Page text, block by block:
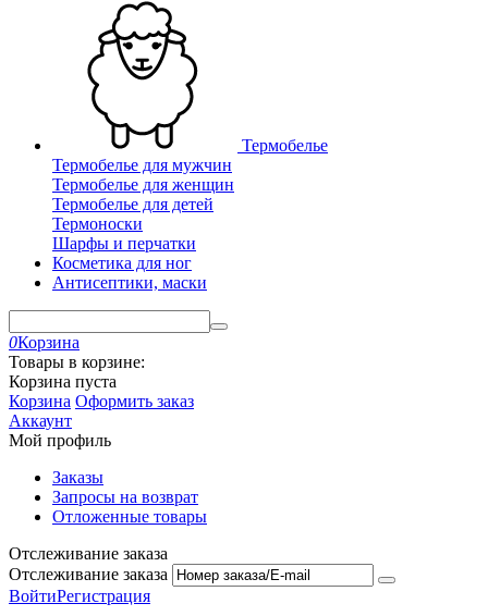
Термобелье
Термобелье для мужчин
Термобелье для женщин
Термобелье для детей
Термоноски
Шарфы и перчатки
Косметика для ног
Антисептики, маски
0Корзина
Товары в корзине:
Корзина пуста
Корзина Оформить заказ
Аккаунт
Мой профиль
Заказы
Запросы на возврат
Отложенные товары
Отслеживание заказа
Отслеживание заказа
ВойтиРегистрация